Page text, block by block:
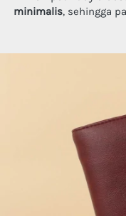
minimalis, sehingga p